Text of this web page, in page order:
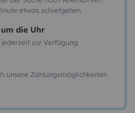
etwas schiefgehen
die Uhr
zur Verfügung
unsere Zahlungsmöglichkeiten